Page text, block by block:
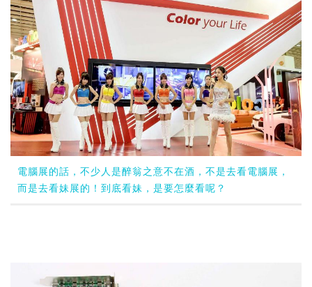
電腦展的話，不少人是醉翁之意不在酒，不是去看電腦展，
而是去看妹展的！到底看妹，是要怎麼看呢？